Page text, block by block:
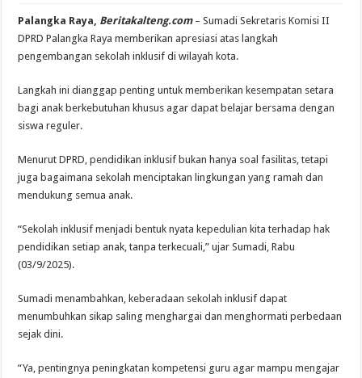
Palangka Raya, Beritakalteng.com– Sumadi Sekretaris Komisi II
DPRD Palangka Raya memberikan apresiasi atas langkah
pengembangan sekolah inklusif di wilayah kota.
Langkah ini dianggap penting untuk memberikan kesempatan setara
bagi anak berkebutuhan khusus agar dapat belajar bersama dengan
siswa reguler.
Menurut DPRD, pendidikan inklusif bukan hanya soal fasilitas, tetapi
juga bagaimana sekolah menciptakan lingkungan yang ramah dan
mendukung semua anak.
“Sekolah inklusif menjadi bentuk nyata kepedulian kita terhadap hak
pendidikan setiap anak, tanpa terkecuali,” ujar Sumadi, Rabu
(03/9/2025).
Sumadi menambahkan, keberadaan sekolah inklusif dapat
menumbuhkan sikap saling menghargai dan menghormati perbedaan
sejak dini.
“Ya, pentingnya peningkatan kompetensi guru agar mampu mengajar